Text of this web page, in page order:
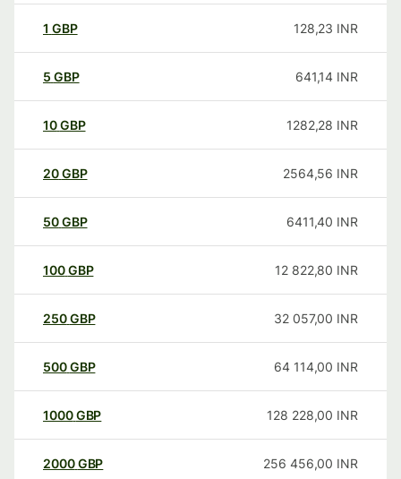
1 GBP 128,23 INR
5 GBP 641,14 INR
10GBP 1282,28 INR
20GBP 2564,56 INR
50GBP 6411,40 INR
100GBP 12 822,80 INR
250GBP 32 057,00 INR
500GBP 64 114,00 INR
1000GBP 128 228,00 INR
2000GBP 256 456,00 INR